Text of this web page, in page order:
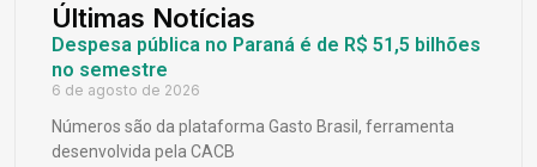
Últimas Notícias
Despesa pública no Paraná é de R$ 51,5 bilhões
no semestre
6 de agosto de 2026
Números são da plataforma Gasto Brasil, ferramenta
desenvolvida pela CACB